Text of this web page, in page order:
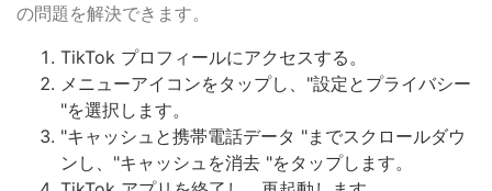
の問題を解決できます。
TikTok プロフィールにアクセスする。
メニューアイコンをタップし、"設定とプライバシー
"を選択します。
"キャッシュと携帯電話データ "までスクロールダウ
ンし、"キャッシュを消去 "をタップします。